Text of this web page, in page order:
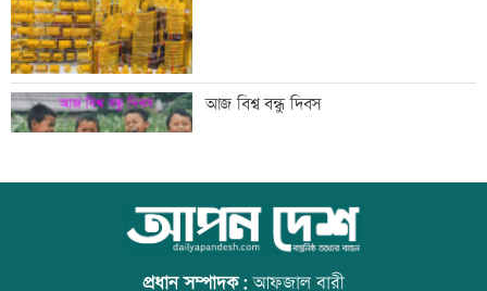
মেসিকে বোমা মেরে উড়িয়ে দেয়ার হুমকি
ব্যাংক এশিয়াতে নিয়োগ বিজ্ঞপ্তি
আজ বিশ্ব বন্ধু দিবস
উত্থান-পতনের বাজারে আজ স্বর্ণের ভরি কত
প্রধান সম্পাদক:আফজাল বারী